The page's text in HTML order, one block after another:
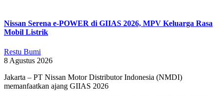
Nissan Serena e-POWER di GIIAS 2026, MPV Keluarga Rasa
Mobil Listrik
Restu Bumi
8 Agustus 2026
Jakarta – PT Nissan Motor Distributor Indonesia (NMDI)
memanfaatkan ajang GIIAS 2026